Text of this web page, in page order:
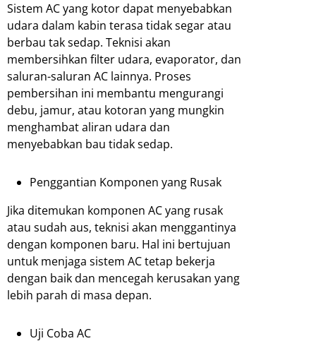
Sistem AC yang kotor dapat menyebabkan
udara dalam kabin terasa tidak segar atau
berbau tak sedap. Teknisi akan
membersihkan filter udara, evaporator, dan
saluran-saluran AC lainnya. Proses
pembersihan ini membantu mengurangi
debu, jamur, atau kotoran yang mungkin
menghambat aliran udara dan
menyebabkan bau tidak sedap.
Penggantian Komponen yang Rusak
Jika ditemukan komponen AC yang rusak
atau sudah aus, teknisi akan menggantinya
dengan komponen baru. Hal ini bertujuan
untuk menjaga sistem AC tetap bekerja
dengan baik dan mencegah kerusakan yang
lebih parah di masa depan.
Uji Coba AC